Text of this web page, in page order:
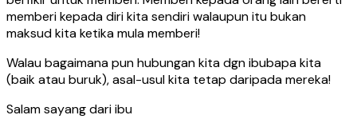
memberi kepada diri kita sendiri walaupun itu bukan
maksud kita ketika mula memberi!
Walau bagaimana pun hubungan kita dgn ibubapa kita
(baik atau buruk), asal-usul kita tetap daripada mereka!
Salam sayang dari ibu